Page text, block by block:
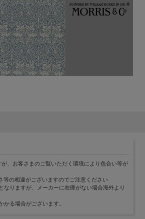
、お客さまのご覧いただく環境により色合い等が
の相違がございますのでご注意ください
りますが、メーカーに在庫がない場合海外より
かる場合がございます。